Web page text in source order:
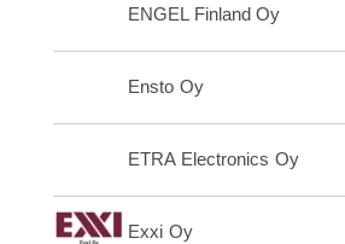
ENGEL Finland Oy
Ensto Oy
ETRA Electronics Oy
Exxi Oy